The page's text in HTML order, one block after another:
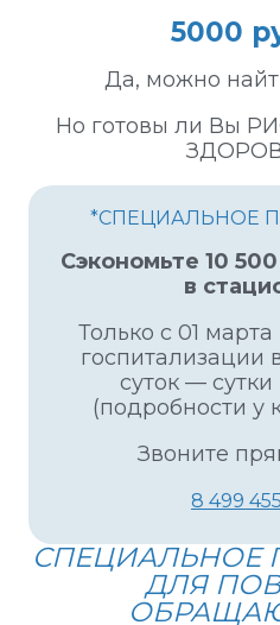
в
е
р
и
а
к
и
п
р
о
я
в
е
и
а
л
к
5000
Да, можно
Но готовы ли Вы
*СПЕЦИАЛЬНОЕ
Сэкономьте 10
в
Только с 01
госпитализации
суток —
(подробности у
Звоните
8 499
СПЕЦИАЛЬНОЕ
ДЛЯ